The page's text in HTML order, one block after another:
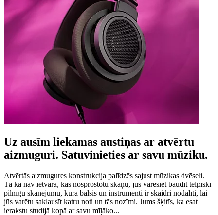
Uz ausīm liekamas austiņas ar atvērtu
aizmuguri. Satuvinieties ar savu mūziku.
Atvērtās aizmugures konstrukcija palīdzēs sajust mūzikas dvēseli.
Tā kā nav ietvara, kas nosprostotu skaņu, jūs varēsiet baudīt telpiski
pilnīgu skanējumu, kurā balsis un instrumenti ir skaidri nodalīti, lai
jūs varētu saklausīt katru noti un tās nozīmi. Jums šķitīs, ka esat
ierakstu studijā kopā ar savu mīļāko...